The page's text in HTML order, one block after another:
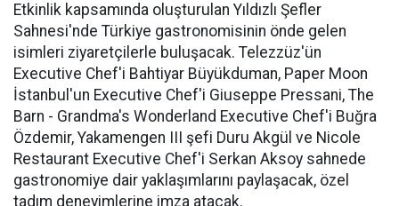
Etkinlik kapsamında oluşturulan Yıldızlı Şefler
Sahnesi'nde Türkiye gastronomisinin önde gelen
isimleri ziyaretçilerle buluşacak. Telezzüz'ün
Executive Chef'i Bahtiyar Büyükduman, Paper Moon
İstanbul'un Executive Chef'i Giuseppe Pressani, The
Barn - Grandma's Wonderland Executive Chef'i Buğra
Özdemir, Yakamengen III şefi Duru Akgül ve Nicole
Restaurant Executive Chef'i Serkan Aksoy sahnede
gastronomiye dair yaklaşımlarını paylaşacak, özel
tadım deneyimlerine imza atacak.